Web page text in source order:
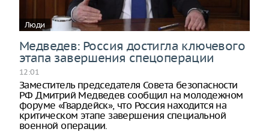
Люди
Медведев: Россия достигла ключевого
этапа завершения спецоперации
12:01
Заместитель председателя Совета безопасности
РФ Дмитрий Медведев сообщил на молодежном
форуме «Гвардейск», что Россия находится на
критическом этапе завершения специальной
военной операции.